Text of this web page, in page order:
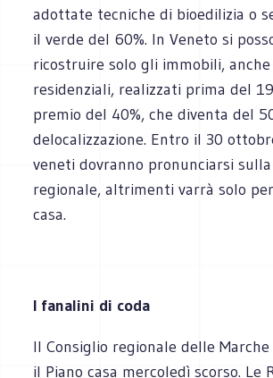
adottate tecniche di bioedilizia o
il verde del 60%. In Veneto si
ricostruire solo gli immobili, anche
residenziali, realizzati prima del
premio del 40%, che diventa del
delocalizzazione. Entro il 30
veneti dovranno pronunciarsi
regionale, altrimenti varrà solo
casa.
I fanalini di coda
Il Consiglio regionale delle
il Piano casa mercoledì scorso. Le